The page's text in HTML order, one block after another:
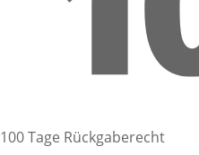
100 Tage Rückgaberecht